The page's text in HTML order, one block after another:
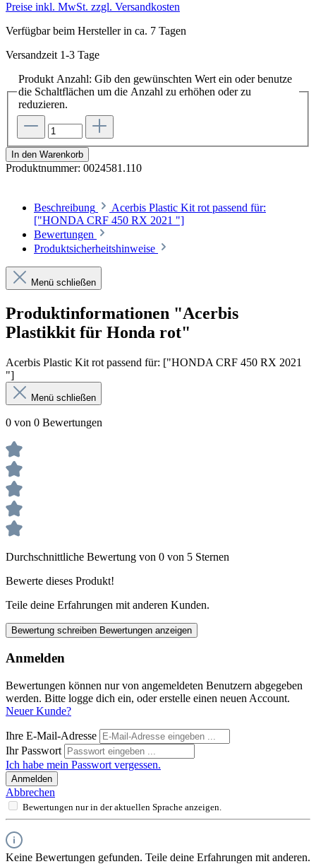
Preise inkl. MwSt. zzgl. Versandkosten
Verfügbar beim Hersteller in ca. 7 Tagen
Versandzeit 1-3 Tage
Produkt Anzahl: Gib den gewünschten Wert ein oder benutze
die Schaltflächen um die Anzahl zu erhöhen oder zu
reduzieren.
In den Warenkorb
Produktnummer: 0024581.110
Beschreibung
Acerbis Plastic Kit rot passend für:
["HONDA CRF 450 RX 2021 "]
Bewertungen
Produktsicherheitshinweise
Menü schließen
Produktinformationen "Acerbis
Plastikkit für Honda rot"
Acerbis Plastic Kit rot passend für: ["HONDA CRF 450 RX 2021
"]
Menü schließen
0 von 0 Bewertungen
Durchschnittliche Bewertung von 0 von 5 Sternen
Bewerte dieses Produkt!
Teile deine Erfahrungen mit anderen Kunden.
Bewertung schreiben Bewertungen anzeigen
Anmelden
Bewertungen können nur von angemeldeten Benutzern abgegeben
werden. Bitte logge dich ein, oder erstelle einen neuen Account.
Neuer Kunde?
Ihre E-Mail-Adresse
Ihr Passwort
Ich habe mein Passwort vergessen.
Anmelden
Abbrechen
Bewertungen nur in der aktuellen Sprache anzeigen.
Keine Bewertungen gefunden. Teile deine Erfahrungen mit anderen.